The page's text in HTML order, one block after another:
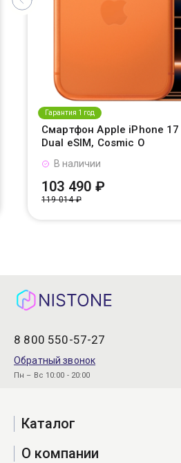
Гарантия 1 год
Смартфон Apple iPhone
Dual eSIM, Cosmic O
В наличии
103 490 ₽
119 014 ₽
8 800 550-57-27
Обратный звонок
Пн – Вс 10:00 - 20:00
Каталог
О компании